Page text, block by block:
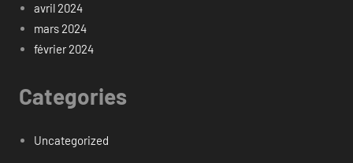
avril 2024
mars 2024
février 2024
Categories
Uncategorized